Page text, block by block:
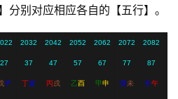
分别对应相应各自的【五行】。
2032 2042 2052 2062 2072 2082
27 37 47 57 67 77 87
子 丁亥 丙戌 乙酉 甲申 癸未 壬午